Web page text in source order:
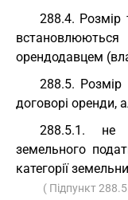
288.4. Розмір
орендодавцем
288.5. Розмір
договорі оренди,
288.5.1.
земельного
категорії
( Підпункт